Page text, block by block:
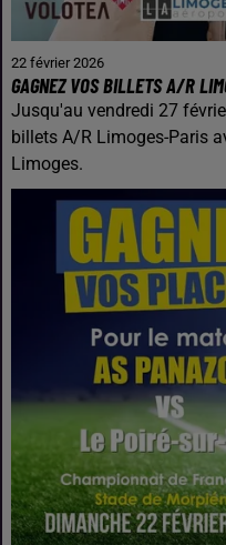
22 février 2026
GAGNEZ VOS BILLETS A/R
Jusqu'au vendredi 27
billets A/R Limoges-Paris
Limoges.